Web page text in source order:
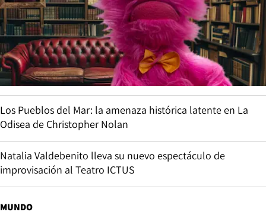
Los Pueblos del Mar: la amenaza histórica latente en La
Odisea de Christopher Nolan
Natalia Valdebenito lleva su nuevo espectáculo de
improvisación al Teatro ICTUS
MUNDO